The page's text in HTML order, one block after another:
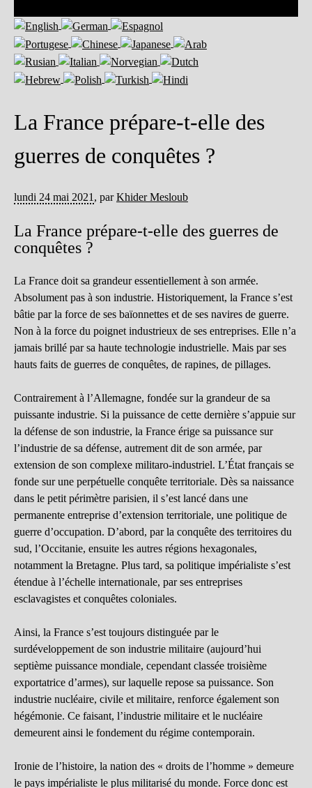
La France prépare-t-elle des
guerres de conquêtes ?
lundi 24 mai 2021 , parKhider Mesloub
La France prépare-t-elle des guerres de
conquêtes ?
La France doit sa grandeur essentiellement à son armée.
Absolument pas à son industrie. Historiquement, la France s’est
bâtie par la force de ses baïonnettes et de ses navires de guerre.
Non à la force du poignet industrieux de ses entreprises. Elle n’a
jamais brillé par sa haute technologie industrielle. Mais par ses
hauts faits de guerres de conquêtes, de rapines, de pillages.
Contrairement à l’Allemagne, fondée sur la grandeur de sa
puissante industrie. Si la puissance de cette dernière s’appuie sur
la défense de son industrie, la France érige sa puissance sur
l’industrie de sa défense, autrement dit de son armée, par
extension de son complexe militaro-industriel. L’État français se
fonde sur une perpétuelle conquête territoriale. Dès sa naissance
dans le petit périmètre parisien, il s’est lancé dans une
permanente entreprise d’extension territoriale, une politique de
guerre d’occupation. D’abord, par la conquête des territoires du
sud, l’Occitanie, ensuite les autres régions hexagonales,
notamment la Bretagne. Plus tard, sa politique impérialiste s’est
étendue à l’échelle internationale, par ses entreprises
esclavagistes et conquêtes coloniales.
Ainsi, la France s’est toujours distinguée par le
surdéveloppement de son industrie militaire (aujourd’hui
septième puissance mondiale, cependant classée troisième
exportatrice d’armes), sur laquelle repose sa puissance. Son
industrie nucléaire, civile et militaire, renforce également son
hégémonie. Ce faisant, l’industrie militaire et le nucléaire
demeurent ainsi le fondement du régime contemporain.
Ironie de l’histoire, la nation des « droits de l’homme » demeure
le pays impérialiste le plus militarisé du monde. Force donc est